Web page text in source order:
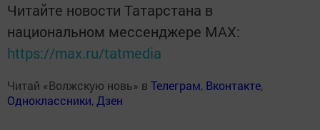
Читайте новости Татарстана в
национальном мессенджере MАХ:
https://max.ru/tatmedia
Читай «Волжскую новь» в Телеграм, Вконтакте,
Одноклассники, Дзен